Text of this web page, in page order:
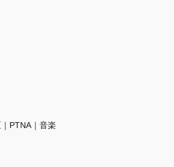
PTNA｜音楽